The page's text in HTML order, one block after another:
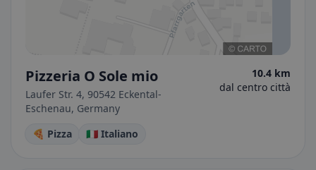
Pizzeria O Sole mio
Laufer Str. 4, 90542 Eckental-
Eschenau, Germany
10.4 km
dal centro città
🍕 Pizza 🇮🇹 Italiano